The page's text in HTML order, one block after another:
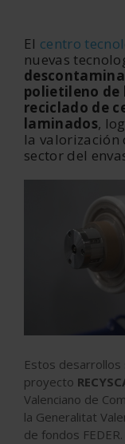
El centro
nuevas
polietileno de
reciclado de
laminados,
la valorización
sector del
Estos desarrollos
proyecto
Valenciano de
la Generalitat
de fondos FEDER.